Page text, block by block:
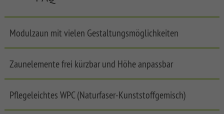
SYSTEM
NEO
WPC
PLATINUM
SYSTEM
PLATINUM
XL
SYSTEM
WPC
XL
SYSTEM
WPC
CLASSIC
Synthetic
Mesh
Modulzaun mit vielen Gestaltungsmöglichkeiten
Zaunelemente frei kürzbar und Höhe anpassbar
Pflegeleichtes WPC (Naturfaser-Kunststoffgemisch)